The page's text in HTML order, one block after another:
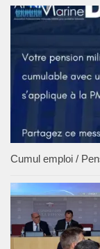
Cumul emploi /